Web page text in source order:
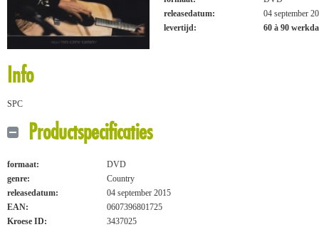
releasedatum:
04 september
levertijd:
60 à 90
Info
SPC
Productspecificaties
formaat:
DVD
genre:
Country
releasedatum:
04 september 2015
EAN:
0607396801725
Kroese ID:
3437025